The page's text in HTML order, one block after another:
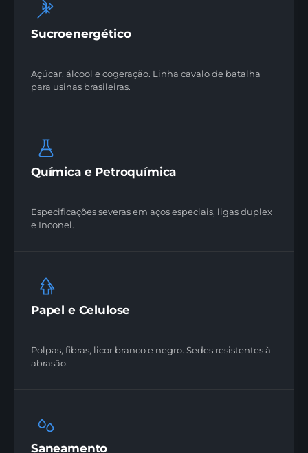
Sucroenergético
Açúcar, álcool e cogeração. Linha cavalo de batalha
para usinas brasileiras.
Química e Petroquímica
Especificações severas em aços especiais, ligas duplex
e Inconel.
Papel e Celulose
Polpas, fibras, licor branco e negro. Sedes resistentes à
abrasão.
Saneamento